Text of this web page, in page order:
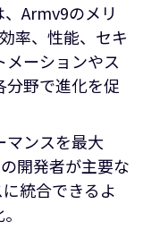
Armv9のメリ
率、性能、セキ
メーションやス
分野で進化を促
ンスを最大
開発者が主要な
統合できるよ